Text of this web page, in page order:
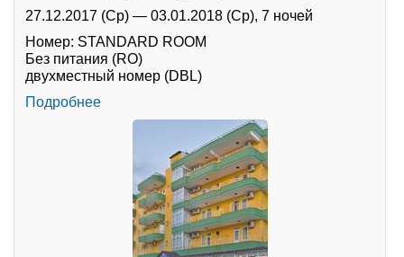
27.12.2017 (Ср) — 03.01.2018 (Ср), 7 ночей
Номер: STANDARD ROOM
Без питания (RO)
двухместный номер (DBL)
Подробнее